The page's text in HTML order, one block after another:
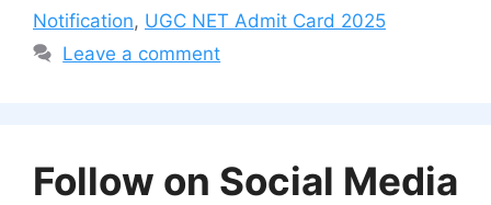
Notification, UGC NET Admit Card 2025
Leave a comment
Follow on Social Media